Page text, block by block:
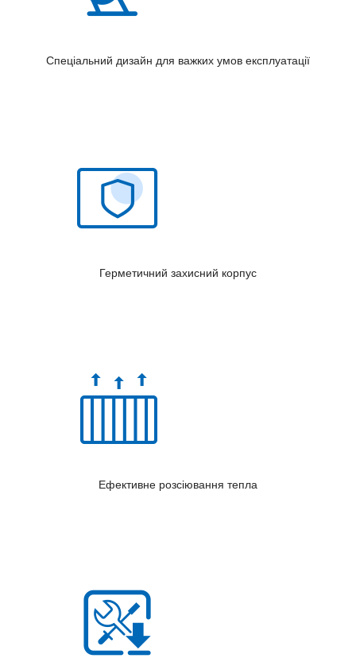
Спеціальний дизайн для важких умов експлуатації
Герметичний захисний корпус
Ефективне розсіювання тепла